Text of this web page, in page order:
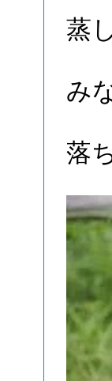
蒸
み
落